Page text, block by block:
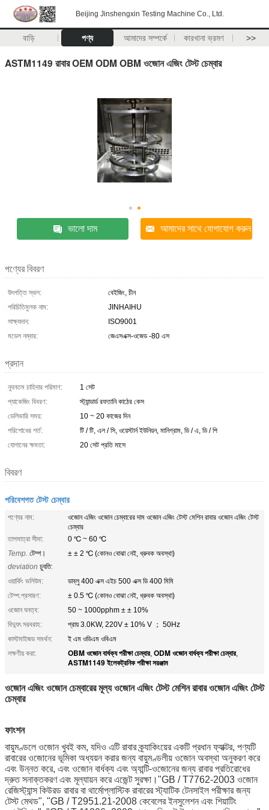
Beijing Jinshengxin Testing Machine Co., Ltd.
বাড়ি পণ্য আমাদের সম্পর্কে কারখানা ভ্রমণ >>
ASTM1149 রাবার OEM ODM OBM ওজোন এজিং টেস্ট চেম্বার
ভালো দাম আমাদের সাথে যোগাযোগ করুন
পণ্যের বিবরণ
উৎপত্তি স্থল:
বেইজিং, চীন
পরিচিতিমুলক নাম:
JINHAIHU
সাক্ষ্যদান:
ISO9001
মডেল নম্বার:
জেএসএক্স-ওজেড -80 এস
প্রদান
ন্যূনতম চাহিদার পরিমাণ:
1 সেট
প্যাকেজিং বিবরণ:
স্ট্যান্ডার্ড রফতানি কাঠের কেস
ডেলিভারি সময়:
10 ~ 20 কাজের দিন
পরিশোধের শর্ত:
টি / টি, এল / সি, ওয়েস্টার্ন ইউনিয়ন, মানিগ্রাম, ডি / এ, ডি / পি
যোগানের ক্ষমতা:
20 সেট প্রতি মাসে
বিবরণ
পরিবেশগত টেস্ট চেম্বার
পণ্যের নাম:
ওজোন এজিং ওজোন চেম্বারের দাম ওজোন এজিং টেস্ট মেশিন রাবার ওজোন এজিং টেস্ট
চেম্বার
তাপমাত্রা সীমা:
0 ℃ ~ 60 ℃
Temp. টেম্প।
deviation চ্যুতি:
± ± 2 ℃ (কোনও বোঝা নেই, ধ্রুবক অবস্থা)
ওয়ার্কিং ভলিউম:
ডাব্লু 400 এক্স এইচ 500 এক্স ডি 400 মিমি
টেম্প.প্রসারণ:
± 0.5 ℃ (কোনও বোঝা নেই, ধ্রুবক অবস্থা)
ওজোন ঘনত্ব:
50 ~ 1000pphm ± ± 10%
বিদ্যুৎ সরবরাহ:
প্রায় 3.0KW, 220V ± 10% V ； 50Hz
কাস্টমাইজড সমর্থন:
ই এম ওডিএম ওবিএম
লক্ষণীয় করা:
OBM ওজোন বার্ধক্য পরীক্ষা চেম্বার, ODM ওজোন বার্ধক্য পরীক্ষা চেম্বার,
ASTM1149 ইলেকট্রনিক পরীক্ষা সরঞ্জাম
ওজোন এজিং ওজোন চেম্বারের মূল্য ওজোন এজিং টেস্ট মেশিন রাবার ওজোন এজিং টেস্ট
চেম্বার
ফাংশন
বায়ুমণ্ডলে ওজোন খুবই কম, যদিও এটি রাবার ক্র্যাকিংয়ের একটি প্রধান ফ্যাক্টর, পণ্যটি
রাবারের ওজোনের ভূমিকা অধ্যয়ন করার জন্য বায়ুমণ্ডলীয় ওজোন অবস্থা অনুকরণ করে
এবং উন্নত করে, এবং ওজোন বার্ধক্য এবং অ্যান্টি-ওজোনের জন্য রাবার প্রতিরোধের
দ্রুত সনাক্তকরণ এবং মূল্যায়ন করে এজেন্ট সুরক্ষা।"GB / T7762-2003 ওজোন
রেজিস্ট্যান্স কিউরড রাবার বা থার্মোপ্লাস্টিক রাবারের স্ট্যাটিক টেনসাইল পরীক্ষার জন্য
টেস্ট মেথড", "GB / T2951.21-2008 কেবেলের ইনসুলেশন এবং শিয়াটিং